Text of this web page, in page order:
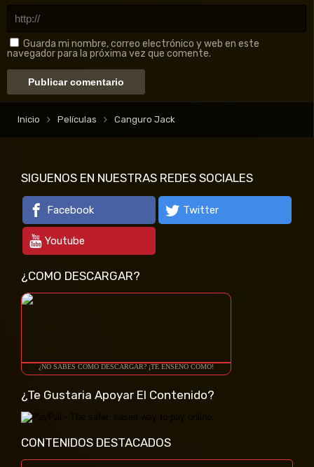
Guarda mi nombre, correo electrónico y web en este
navegador para la próxima vez que comente.
Inicio Películas Canguro Jack
SIGUENOS EN NUESTRAS REDES SOCIALES
Facebook Twitter
Youtube
¿COMO DESCARGAR?
¿NO SABES COMO DESCARGAR? ¡TE ENSEÑO COMO!
¿Te Gustaria Apoyar El Contenido?
CONTENIDOS DESTACADOS